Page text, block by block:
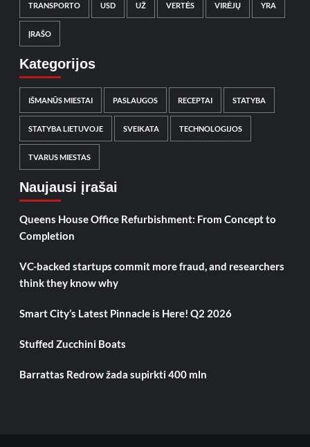
TRANSPORTO USD UŽ VERTĖS VIRĖJŲ YRA
ĮRAŠO
Kategorijos
IŠMANŪS MIESTAI PASLAUGOS RECEPTAI STATYBA
STATYBA LIETUVOJE SVEIKATA TECHNOLOGIJOS
TVARUS MIESTAS
Naujausi įrašai
Queens House Office Refurbishment: From Concept to
Completion
VC-backed startups commit more fraud, and researchers
think they know why
Smart City’s Latest Pinnacle is Here! Q2 2026
Stuffed Zucchini Boats
Barrattas Redrow žada supirkti 400 mln